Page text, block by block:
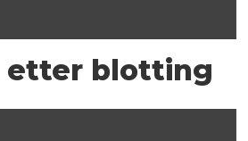
etter blotting